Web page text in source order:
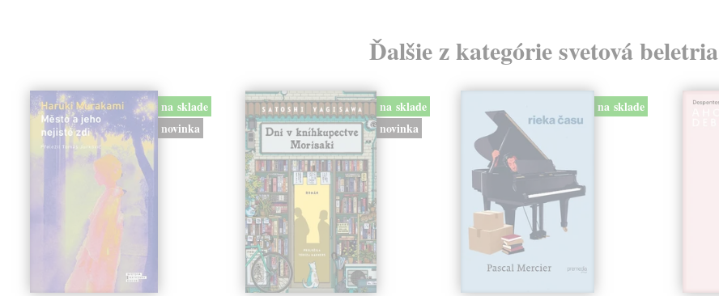
Ďalšie z kategórie svetová beletria
na sklade
novinka
na sklade
novinka
na sklade